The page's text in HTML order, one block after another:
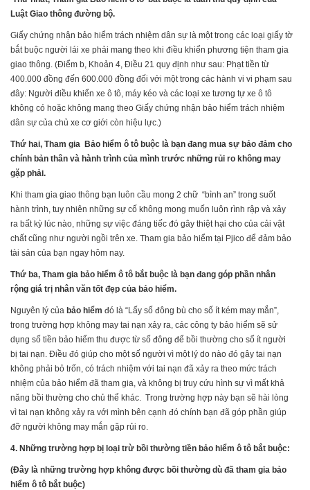
Luật Giao thông đường bộ.
Giấy chứng nhận bảo hiểm trách nhiệm dân sự là một trong các loại giấy tờ
bắt buộc người lái xe phải mang theo khi điều khiển phương tiện tham gia
giao thông. (Điểm b, Khoản 4, Điều 21 quy định như sau: Phạt tiền từ
400.000 đồng đến 600.000 đồng đối với một trong các hành vi vi phạm sau
đây: Người điều khiển xe ô tô, máy kéo và các loại xe tương tự xe ô tô
không có hoặc không mang theo Giấy chứng nhận bảo hiểm trách nhiệm
dân sự của chủ xe cơ giới còn hiệu lực.)
Thứ hai, Tham gia Bảo hiểm ô tô buộc là bạn đang mua sự bảo đảm cho
chính bản thân và hành trình của mình trước những rủi ro không may
gặp phải.
Khi tham gia giao thông bạn luôn cầu mong 2 chữ “bình an” trong suốt
hành trình, tuy nhiên những sự cố không mong muốn luôn rình rập và xảy
ra bất kỳ lúc nào, những sự việc đáng tiếc đó gây thiệt hại cho của cải vật
chất cũng như người ngồi trên xe. Tham gia bảo hiểm tại Pjico để đảm bảo
tài sản của bạn ngay hôm nay.
Thứ ba, Tham gia bảo hiểm ô tô bắt buộc là bạn đang góp phần nhân
rộng giá trị nhân văn tốt đẹp của bảo hiểm.
Nguyên lý của bảo hiểm đó là “Lấy số đông bù cho số ít kém may mắn”,
trong trường hợp không may tai nạn xảy ra, các công ty bảo hiểm sẽ sử
dụng số tiền bảo hiểm thu được từ số đông để bồi thường cho số ít người
bị tai nạn. Điều đó giúp cho một số người vì một lý do nào đó gây tai nạn
không phải bỏ trốn, có trách nhiệm với tai nạn đã xảy ra theo mức trách
nhiệm của bảo hiểm đã tham gia, và không bị truy cứu hình sự vì mất khả
năng bồi thường cho chủ thể khác. Trong trường hợp này bạn sẽ hài lòng
vì tai nạn không xảy ra với mình bên cạnh đó chính bạn đã góp phần giúp
đỡ người không may mắn gặp rủi ro.
4. Những trường hợp bị loại trừ bồi thường tiền bảo hiểm ô tô bắt buộc:
(Đây là những trường hợp không được bồi thường dù đã tham gia bảo
hiểm ô tô bắt buộc)